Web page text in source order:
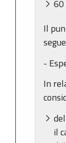
60
Il
-
In
il